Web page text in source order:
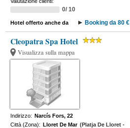
0/ 10
Hotel offerto anche da Booking da 80 €
Cleopatra Spa Hotel
Visualizza sulla mappa
Indirizzo: Narcís Fors, 22
Città (Zona): Lloret De Mar (Platja De Lloret -